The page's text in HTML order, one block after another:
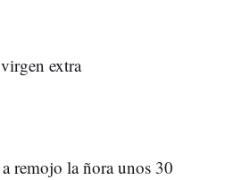
extra
remojo la ñora unos 30